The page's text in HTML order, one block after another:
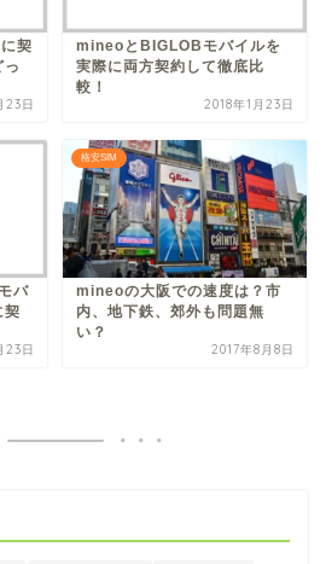
契
っ
23日
mineoとBIGLOBモバイルを
実際に両方契約して徹底比
較！
2018年1月23日
バ
契
23日
格安SIM
mineoの大阪での速度は？市
内、地下鉄、郊外も問題無
い？
2017年8月8日